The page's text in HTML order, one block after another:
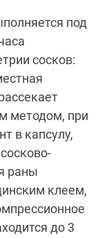
под
сосков:
методом, при
в капсулу,
раны
клеем,
до 3